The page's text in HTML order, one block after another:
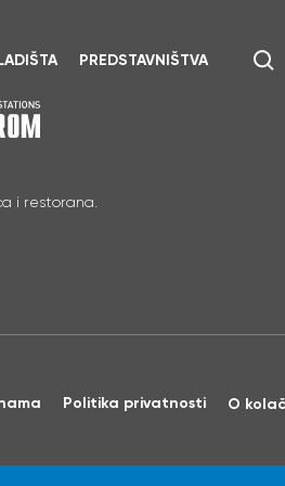
PREDSTAVNIŠTVA
i restorana.
Politika privatnosti O